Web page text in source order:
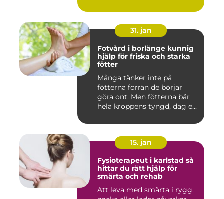
31. jan
Fotvård i borlänge kunnig
hjälp för friska och starka
fötter
Många tänker inte på
fötterna förrän de börjar
göra ont. Men fötterna bär
hela kroppens tyngd, dag e...
15. jan
Fysioterapeut i karlstad så
hittar du rätt hjälp för
smärta och rehab
Att leva med smärta i rygg,